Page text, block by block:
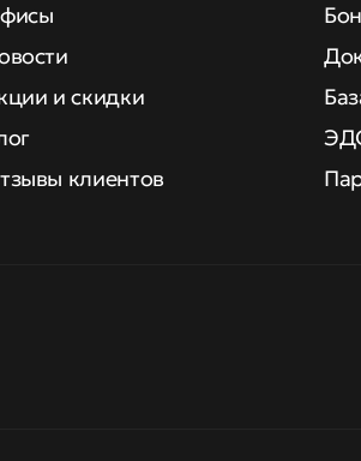
и скидки
клиентов